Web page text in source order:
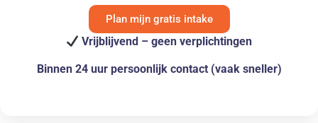
Plan mijn gratis intake
Vrijblijvend – geen verplichtingen
Binnen 24 uur persoonlijk contact (vaak sneller)